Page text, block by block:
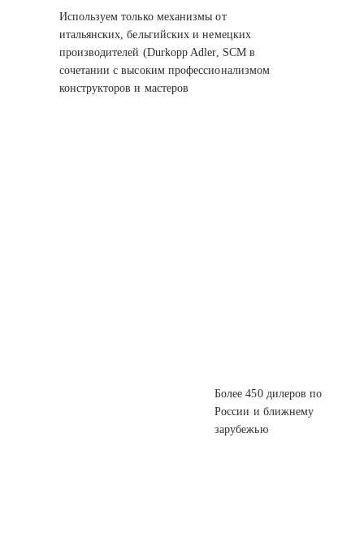
Используем только механизмы от
итальянских, бельгийскихи немецких
производителей (Durkopp Adler, SCM в
сочетании с высоким профессионализмом
конструкторов и мастеров
Более 450 дилеровпо
России и ближнему
зарубежью